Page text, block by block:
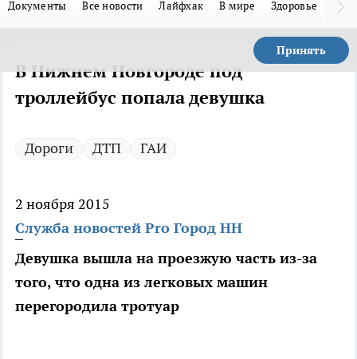
Документы Все новости Лайфхак В мире Здоровье
Принять
В Нижнем Новгороде под
троллейбус попала девушка
Дороги ДТП ГАИ
2 ноября 2015
Служба новостей Pro Город НН
Девушка вышла на проезжую часть из-за
того, что одна из легковых машин
перегородила тротуар